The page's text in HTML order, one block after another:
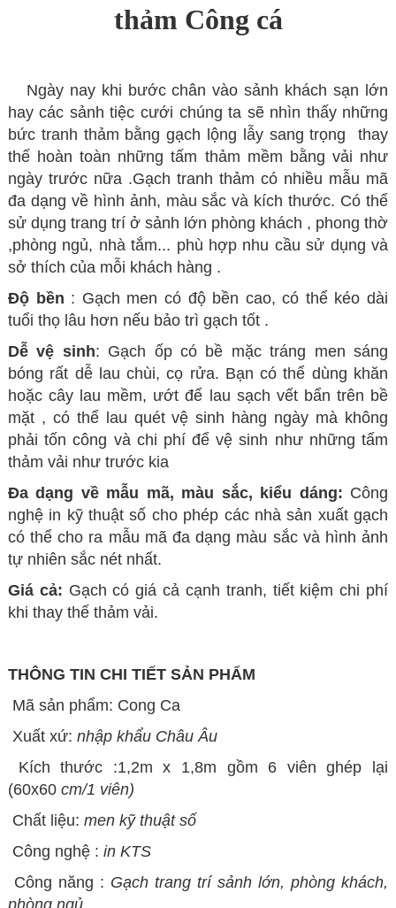
thảm Công cá
Ngày nay khi bước chân vào sảnh khách sạn lớn
hay các sảnh tiệc cưới chúng ta sẽ nhìn thấy những
bức tranh thảm bằng gạch lộng lẫy sang trọng thay
thế hoàn toàn những tấm thảm mềm bằng vải như
ngày trước nữa .Gạch tranh thảm có nhiều mẫu mã
đa dạng về hình ảnh, màu sắc và kích thước. Có thể
sử dụng trang trí ở sảnh lớn phòng khách , phong thờ
,phòng ngủ, nhà tắm... phù hợp nhu cầu sử dụng và
sở thích của mỗi khách hàng .
Độ bền : Gạch men có độ bền cao, có thể kéo dài
tuổi thọ lâu hơn nếu bảo trì gạch tốt .
Dễ vệ sinh: Gạch ốp có bề mặc tráng men sáng
bóng rất dễ lau chùi, cọ rửa. Bạn có thể dùng khăn
hoặc cây lau mềm, ướt để lau sạch vết bẩn trên bề
mặt , có thể lau quét vệ sinh hàng ngày mà không
phải tốn công và chi phí để vệ sinh như những tấm
thảm vải như trước kia
Đa dạng về mẫu mã, màu sắc, kiểu dáng: Công
nghệ in kỹ thuật số cho phép các nhà sản xuất gạch
có thể cho ra mẫu mã đa dạng màu sắc và hình ảnh
tự nhiên sắc nét nhất.
Giá cả: Gạch có giá cả cạnh tranh, tiết kiệm chi phí
khi thay thế thảm vải.
THÔNG TIN CHI TIẾT SẢN PHẨM
Mã sản phẩm: Cong Ca
Xuất xứ: nhập khẩu Châu Âu
Kích thước :1,2m x 1,8m gồm 6 viên ghép lại
(60x60cm/1 viên)
Chất liệu: men kỹ thuật số
Công nghệ : in KTS
Công năng : Gạch trang trí sảnh lớn, phòng khách,